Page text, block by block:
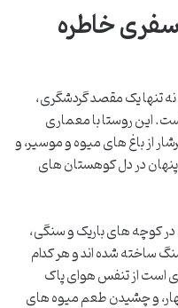
خاطره
نه تنها یک مقصد گردشگری،
این روستا با معماری
از باغ های میوه و موسیر، و
در دل کوهستان های
کوچه های باریک و سنگی،
ساخته شده اند و هر کدام
ای است از تنفس هوای پاک
و چشیدن طعم میوه های